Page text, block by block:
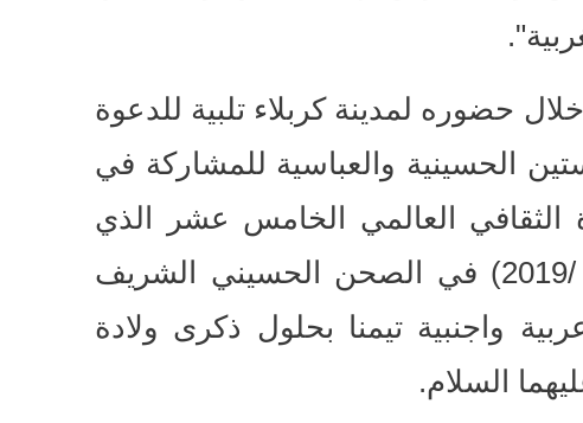
حضوره لمدينة كربلاء تلبية للدعوة
الحسينية والعباسية للمشاركة في
الثقافي العالمي الخامس عشر الذي
افتتحت فعالياته الثلاثاء (9 /4 /2019) في الصحن الحسيني الشريف
من 40 دولة عربية واجنبية تيمنا بحلول ذكرى ولادة
السلام.